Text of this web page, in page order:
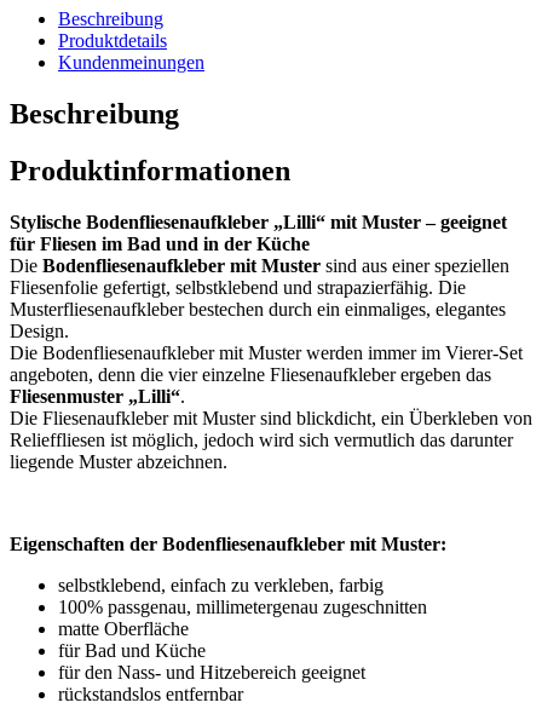
Beschreibung
Produktdetails
Kundenmeinungen
Beschreibung
Produktinformationen
Stylische Bodenfliesenaufkleber „Lilli“ mit Muster – geeignet
für Fliesen im Bad und in der Küche
Die Bodenfliesenaufkleber mit Muster sind aus einer speziellen
Fliesenfolie gefertigt, selbstklebend und strapazierfähig. Die
Musterfliesenaufkleber bestechen durch ein einmaliges, elegantes
Design.
Die Bodenfliesenaufkleber mit Muster werden immer im Vierer-Set
angeboten, denn die vier einzelne Fliesenaufkleber ergeben das
Fliesenmuster „Lilli“.
Die Fliesenaufkleber mit Muster sind blickdicht, ein Überkleben von
Relieffliesen ist möglich, jedoch wird sich vermutlich das darunter
liegende Muster abzeichnen.
Eigenschaften der Bodenfliesenaufkleber mit Muster:
selbstklebend, einfach zu verkleben, farbig
100% passgenau, millimetergenau zugeschnitten
matte Oberfläche
für Bad und Küche
für den Nass- und Hitzebereich geeignet
rückstandslos entfernbar